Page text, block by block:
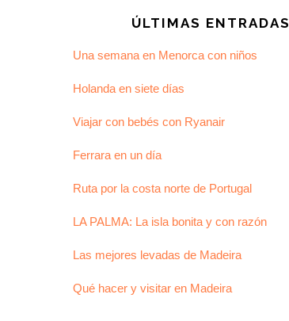
ÚLTIMAS ENTRADAS
Una semana en Menorca con niños
Holanda en siete días
Viajar con bebés con Ryanair
Ferrara en un día
Ruta por la costa norte de Portugal
LA PALMA: La isla bonita y con razón
Las mejores levadas de Madeira
Qué hacer y visitar en Madeira